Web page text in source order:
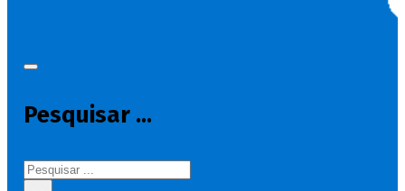
Pesquisar ...
Pesquisar